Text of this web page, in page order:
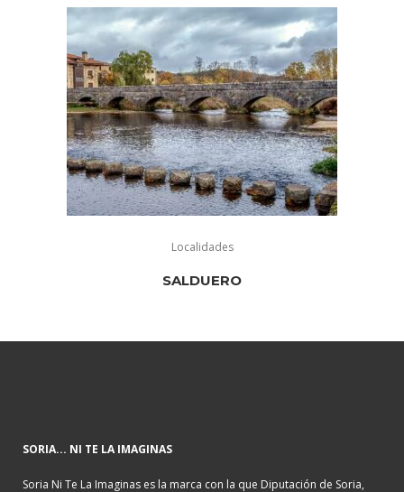
Localidades
SALDUERO
SORIA... NI TE LA IMAGINAS
Soria Ni Te La Imaginas es la marca con la que Diputación de Soria,